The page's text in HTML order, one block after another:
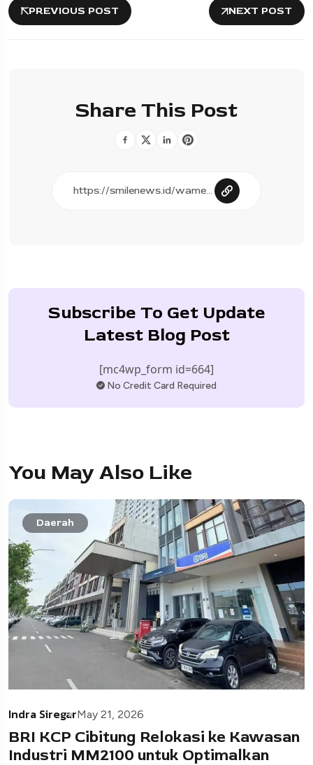
PREVIOUS POST NEXT POST
Share This Post
Subscribe To Get Update
Latest Blog Post
[mc4wp_form id=664]
No Credit Card Required
You May Also Like
Daerah
Indra SiregarMay 21, 2026
BRI KCP Cibitung Relokasi ke Kawasan
Industri MM2100 untuk Optimalkan